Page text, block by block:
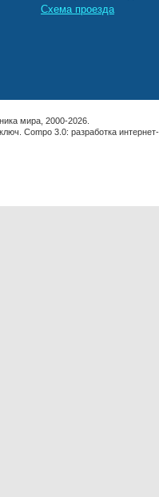
Схема проезда
мира, 2000-2026.
. Compo 3.0: разработка